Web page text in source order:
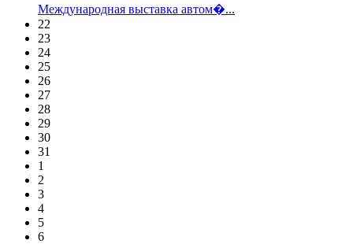
Международная выставка автом�...
22
23
24
25
26
27
28
29
30
31
1
2
3
4
5
6